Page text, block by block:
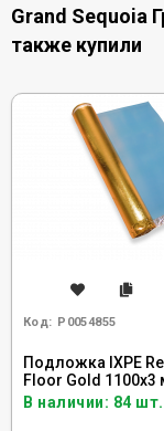
Grand Sequoia
также купили
Код: Р0054855
Подложка IXPE
Floor Gold 1100х3
В наличии: 84 шт.